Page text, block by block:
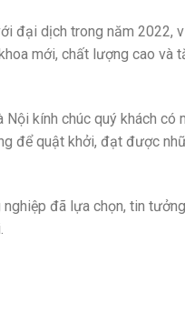
đại dịch trong năm 2022,
mới, chất lượng cao
kính chúc quý khách có
để quật khởi, đạt được
đã lựa chọn, tin